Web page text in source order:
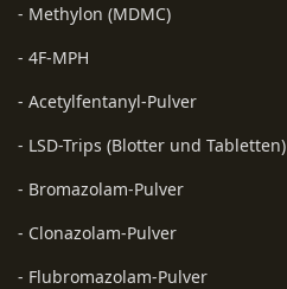
- Methylon (MDMC)
- 4F-MPH
- Acetylfentanyl-Pulver
- LSD-Trips (Blotter und Tabletten)
- Bromazolam-Pulver
- Clonazolam-Pulver
- Flubromazolam-Pulver